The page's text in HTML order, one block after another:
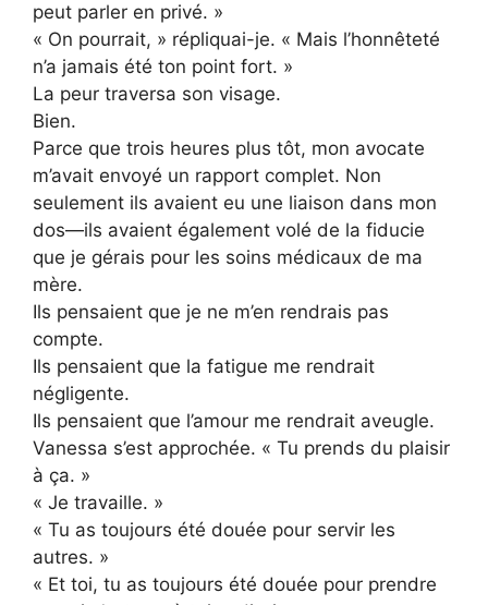
peut parler en privé. »
« On pourrait, » répliquai-je. « Mais l’honnêteté
n’a jamais été ton point fort. »
La peur traversa son visage.
Bien.
Parce que trois heures plus tôt, mon avocate
m’avait envoyé un rapport complet. Non
seulement ils avaient eu une liaison dans mon
dos—ils avaient également volé de la fiducie
que je gérais pour les soins médicaux de ma
mère.
Ils pensaient que je ne m’en rendrais pas
compte.
Ils pensaient que la fatigue me rendrait
négligente.
Ils pensaient que l’amour me rendrait aveugle.
Vanessa s’est approchée. « Tu prends du plaisir
à ça. »
« Je travaille. »
« Tu as toujours été douée pour servir les
autres. »
« Et toi, tu as toujours été douée pour prendre